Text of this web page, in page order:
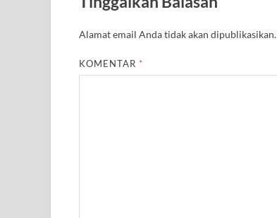
Alamat email Anda tidak akan dipublikasikan.
KOMENTAR *